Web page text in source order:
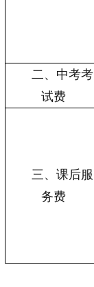
二、中考考
试费
三、课后服
务费